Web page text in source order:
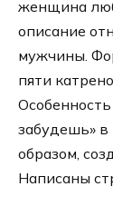
женщина
описание
мужчины.
пяти
забудешь» в
образом,
Написаны